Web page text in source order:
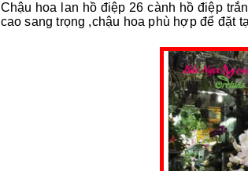
Chậu hoa lan hồ điệp 26 cành hồ điệp
cao sang trọng ,chậu hoa phù hợp để đặt